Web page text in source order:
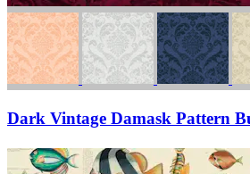
Dark Vintage Damask Pattern